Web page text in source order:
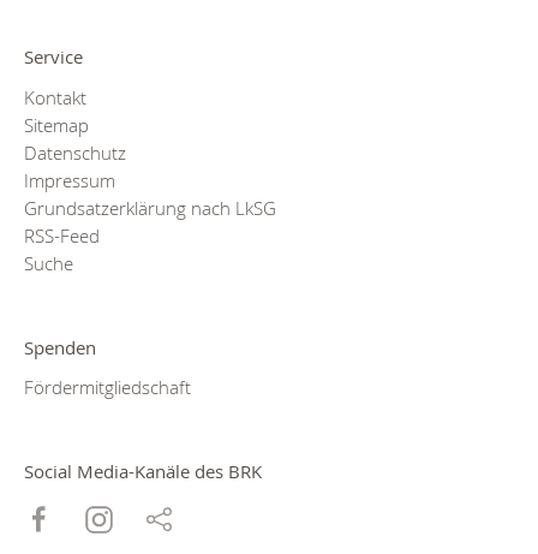
Service
Kontakt
Sitemap
Datenschutz
Impressum
Grundsatzerklärung nach LkSG
RSS-Feed
Suche
Spenden
Fördermitgliedschaft
Social Media-Kanäle des BRK